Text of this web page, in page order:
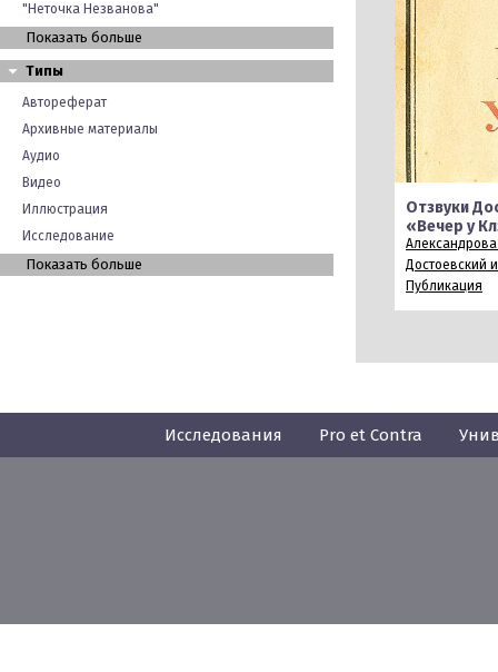
"Неточка Незванова"
Показать больше
Типы
Автореферат
Архивные материалы
Аудио
Видео
Иллюстрация
Исследование
Показать больше
Отзвуки
«Вечер у
Достоевский
Публикация
Исследования Pro et Contra